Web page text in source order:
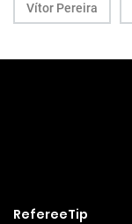
Vítor Pereira
RefereeTip